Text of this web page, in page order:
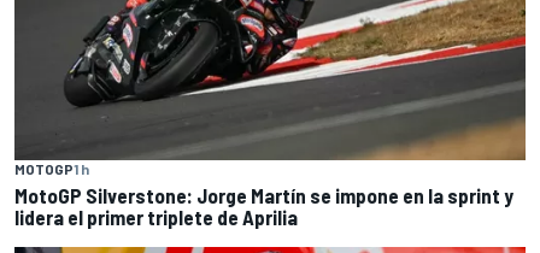
MOTOGP1 h
MotoGP Silverstone: Jorge Martín se impone en la sprint y
lidera el primer triplete de Aprilia